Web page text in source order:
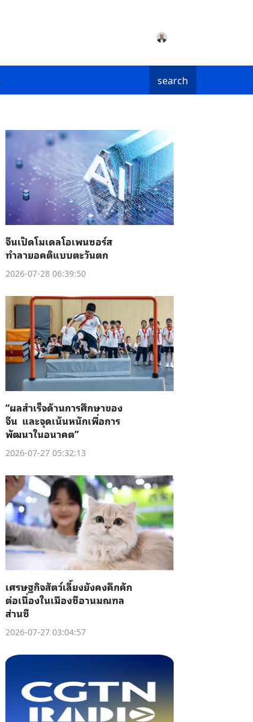
search
จีนเปิดโมเดลโอเพนซอร์ส
ทำลายอคติแบบตะวันตก
2026-07-28 06:39:50
“ผลสำเร็จด้านการศึกษาของ
จีน และจุดเน้นหนักเพื่อการ
พัฒนาในอนาคต”
2026-07-27 05:32:13
เศรษฐกิจสัตว์เลี้ยงยังคงคึกคัก
ต่อเนื่องในเมืองซีอานมณฑล
ส่านซี
2026-07-27 03:04:57